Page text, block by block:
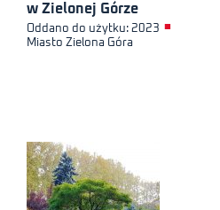
w Zielonej Górze
Oddano do użytku: 2023 ■
Miasto Zielona Góra